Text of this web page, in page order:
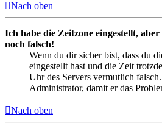
Nach oben
Ich habe die Zeitzone eingestellt,
noch falsch!
Wenn du dir sicher bist, dass du
eingestellt hast und die Zeit
Uhr des Servers vermutlich
Administrator, damit er das
Nach oben